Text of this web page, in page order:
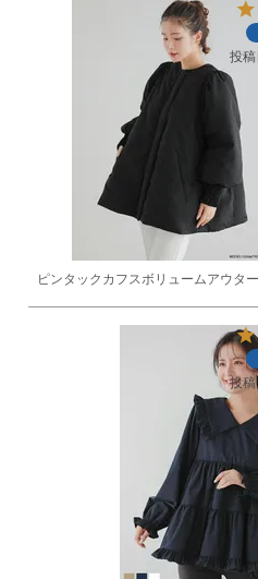
ピンタックカフスボリュームアウター
投稿
投稿